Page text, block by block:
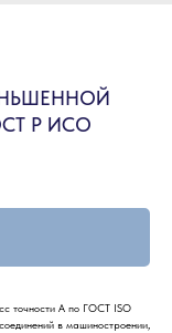
Р ИСО
точности А по ГОСТ ISO
в машиностроении,